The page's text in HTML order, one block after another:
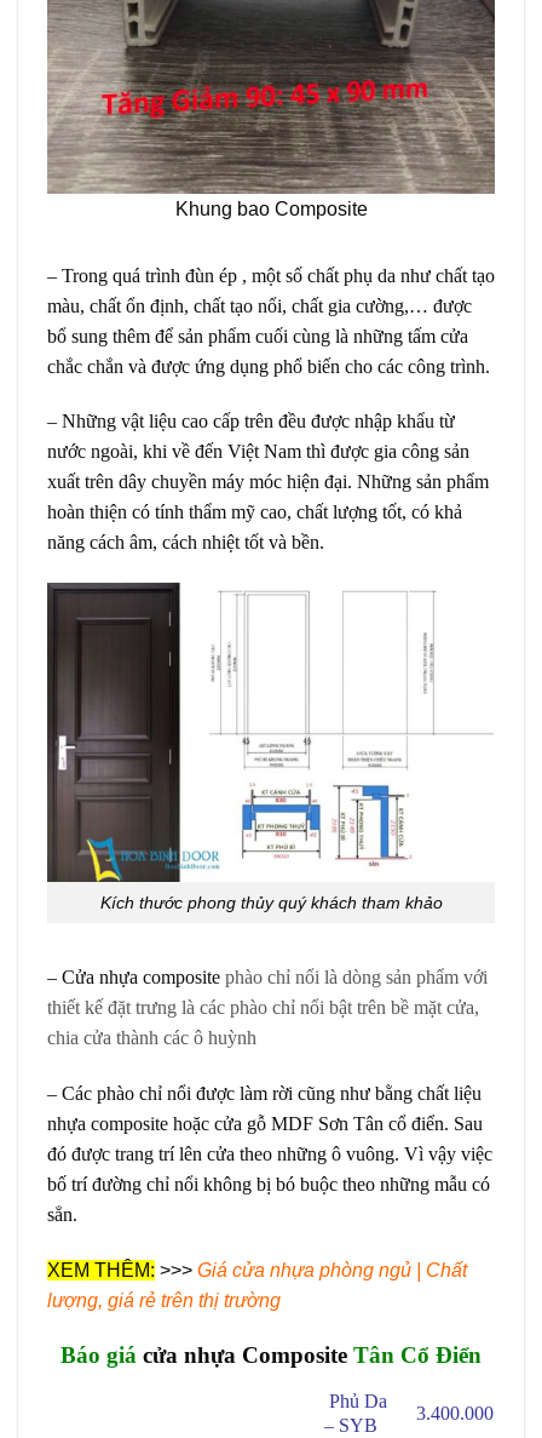
Khung bao Composite
– Trong quá trình đùn ép , một số chất phụ da như chất tạo
màu, chất ổn định, chất tạo nổi, chất gia cường,… được
bổ sung thêm để sản phẩm cuối cùng là những tấm cửa
chắc chắn và được ứng dụng phổ biến cho các công trình.
– Những vật liệu cao cấp trên đều được nhập khẩu từ
nước ngoài, khi về đến Việt Nam thì được gia công sản
xuất trên dây chuyền máy móc hiện đại. Những sản phẩm
hoàn thiện có tính thẩm mỹ cao, chất lượng tốt, có khả
năng cách âm, cách nhiệt tốt và bền.
Kích thước phong thủy quý khách tham khảo
– Cửa nhựa composite phào chỉ nổi là dòng sản phẩm với
thiết kế đặt trưng là các phào chỉ nổi bật trên bề mặt cửa,
chia cửa thành các ô huỳnh
– Các phào chỉ nổi được làm rời cũng như bằng chất liệu
nhựa composite hoặc cửa gỗ MDF Sơn Tân cổ điển. Sau
đó được trang trí lên cửa theo những ô vuông. Vì vậy việc
bố trí đường chỉ nổi không bị bó buộc theo những mẫu có
sẳn.
XEM THÊM: >>> Giá cửa nhựa phòng ngủ | Chất
lượng, giá rẻ trên thị trường
Báo giá cửa nhựa Composite Tân Cổ Điển
Phủ Da
– SYB
3.400.000